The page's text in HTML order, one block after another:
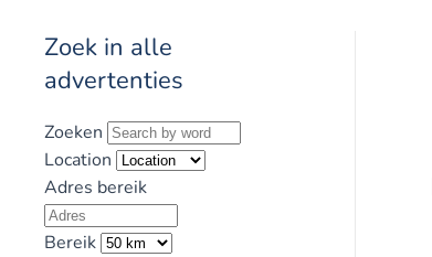
Zoek in alle
advertenties
Zoeken
Location
Adres bereik
Bereik